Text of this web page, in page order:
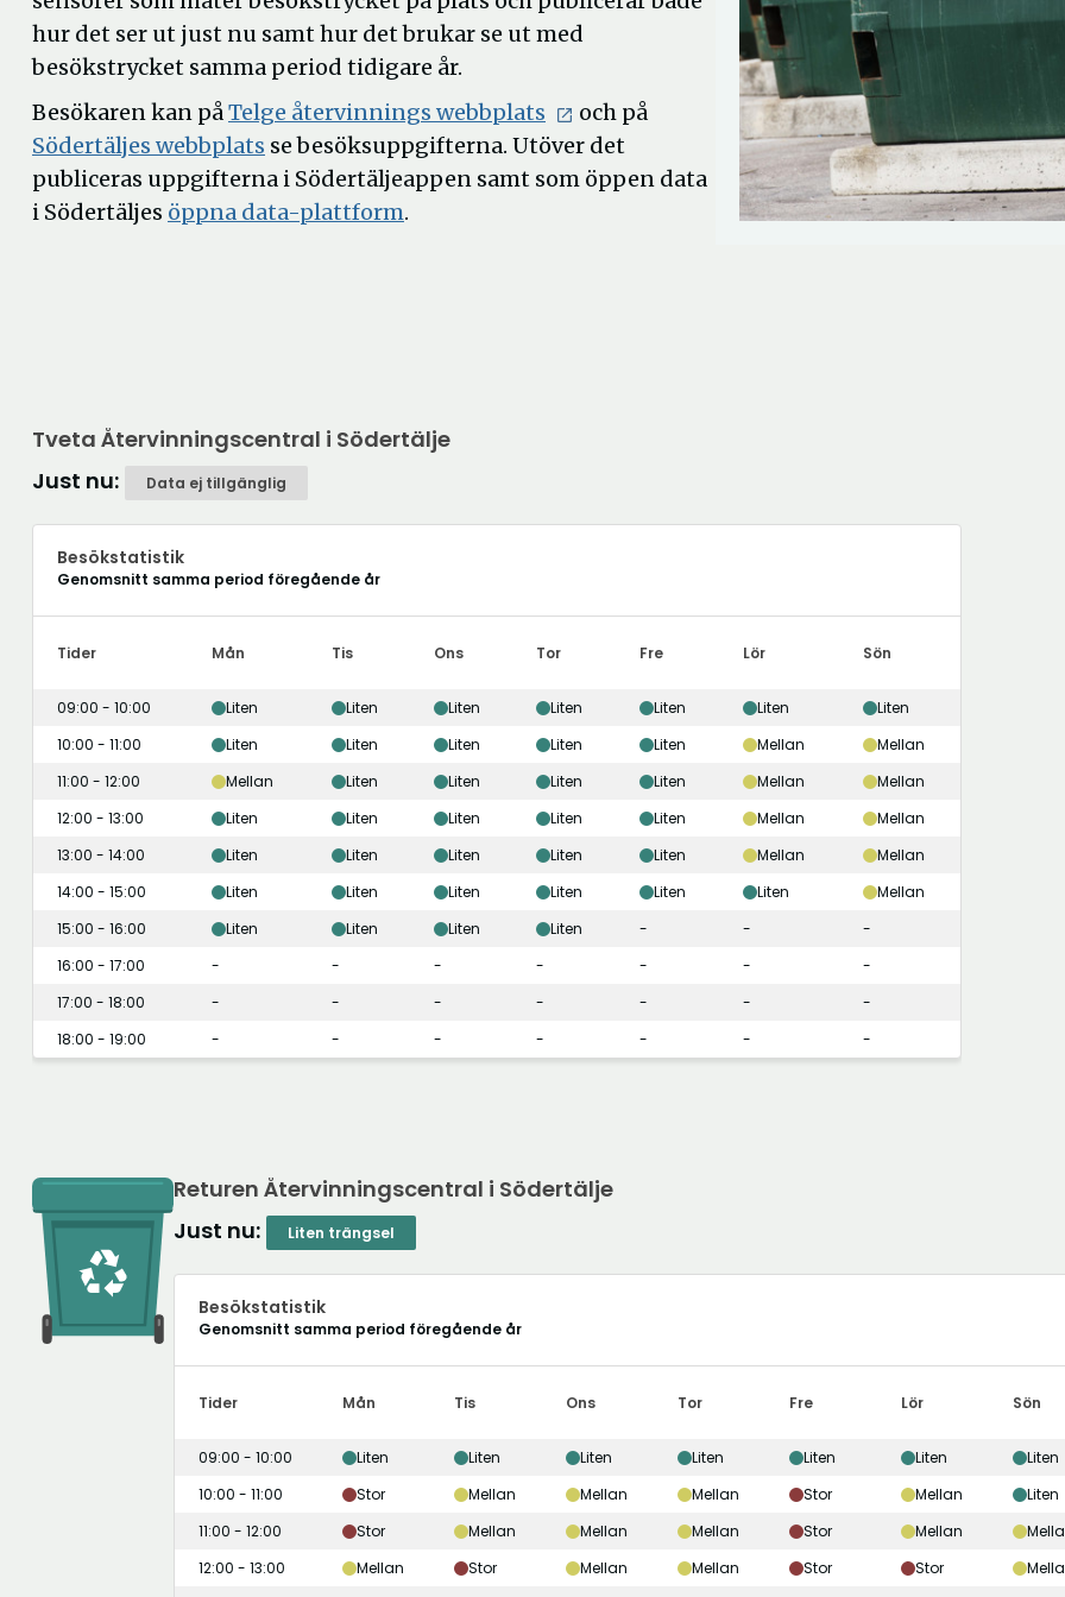
hur det ser ut just nu samt hur det brukar se ut med
besökstrycket samma period tidigare år.
Besökaren kan påTelge återvinnings webbplats Öppna
i
nytt
och på
Södertäljes webbplats Öppna
i
nytt
se besöksuppgifterna. Utöver det
publiceras uppgifterna i Södertäljeappen samt som öppen data
i Södertäljes öppna data-plattformÖppna
.
Tveta Återvinningscentral i Södertälje
Just nu:
Data ej tillgänglig
Besökstatistik
Genomsnitt samma period föregående år
Tider Mån Tis Ons Tor Fre Lör Sön
09:00 - 10:00 Liten Liten Liten Liten Liten Liten
Liten
10:00 - 11:00
Liten Liten Liten Liten Liten Mellan
Mellan
11:00 - 12:00
Mellan Liten Liten Liten Liten Mellan
Mellan
12:00 - 13:00
Liten Liten Liten Liten Liten Mellan
Mellan
13:00 - 14:00
Liten Liten Liten Liten Liten Mellan
Mellan
14:00 - 15:00
Liten Liten Liten Liten Liten Liten
Mellan
15:00 - 16:00
Liten Liten Liten Liten - -
-
16:00 - 17:00
- - - - - -
-
17:00 - 18:00
- - - - - -
-
18:00 - 19:00
- - - - - - -
Returen Återvinningscentral i Södertälje
Just nu:
Liten trängsel
Besökstatistik
Genomsnitt samma period föregående år
Tider Mån Tis Ons Tor Fre Lör Sön
09:00 - 10:00 Liten Liten Liten Liten Liten Liten
Liten
10:00 - 11:00
Stor Mellan Mellan Mellan Stor Mellan
Liten
11:00 - 12:00
Stor Mellan Mellan Mellan Stor Mellan
12:00 - 13:00
Mellan Stor Mellan Mellan Stor Stor